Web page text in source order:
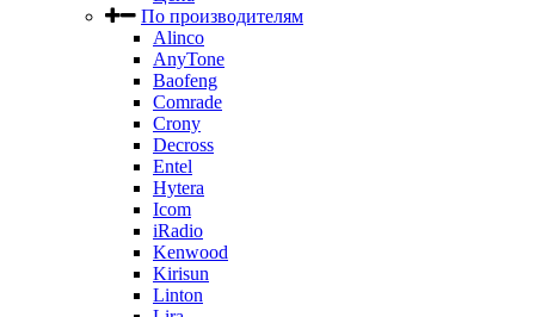
По производителям
Alinco
AnyTone
Baofeng
Comrade
Crony
Decross
Entel
Hytera
Icom
iRadio
Kenwood
Kirisun
Linton